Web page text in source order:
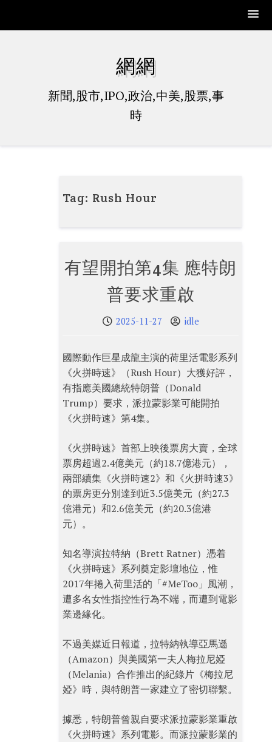
網網
新聞,股市,IPO,政治,中美,股票,事
時
Tag: Rush Hour
有望開拍第4集 應特朗
普要求重啟
2025-11-27 idle
國際動作巨星成龍主演的荷里活電影系列
《火拼時速》（Rush Hour）大獲好評，
有指應美國總統特朗普（Donald
Trump）要求，派拉蒙影業可能開拍
《火拼時速》第4集。
《火拼時速》首部上映後票房大賣，全球
票房超過2.4億美元（約18.7億港元），
兩部續集《火拼時速2》和《火拼時速3》
的票房更分別達到近3.5億美元（約27.3
億港元）和2.6億美元（約20.3億港
元）。
知名導演拉特納（Brett Ratner）憑着
《火拼時速》系列奠定影壇地位，惟
2017年捲入荷里活的「#MeToo」風潮，
遭多名女性指控性行為不端，而遭到電影
業邊緣化。
不過美媒近日報道，拉特納執導亞馬遜
（Amazon）與美國第一夫人梅拉尼婭
（Melania）合作推出的紀錄片《梅拉尼
婭》時，與特朗普一家建立了密切聯繫。
據悉，特朗普曾親自要求派拉蒙影業重啟
《火拼時速》系列電影。而派拉蒙影業的